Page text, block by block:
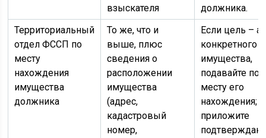
взыскателя
должника.
Территориальный
отдел ФССП по
месту
нахождения
имущества
должника
То же, что и
выше, плюс
сведения о
расположении
имущества
(адрес,
кадастровый
номер,
Если цель –
конкретного
имущества,
подавайте по
месту его
нахождения;
приложите